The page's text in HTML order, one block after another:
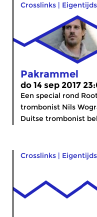
Crosslinks |
Pakrammel
do 14 sep 2017
Een special rond
trombonist Nils
Duitse trombonist
Crosslinks |